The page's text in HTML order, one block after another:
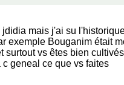
mais j'ai su
exemple Bouganim était
surtout vs êtes bien
geneal ce que vs faites